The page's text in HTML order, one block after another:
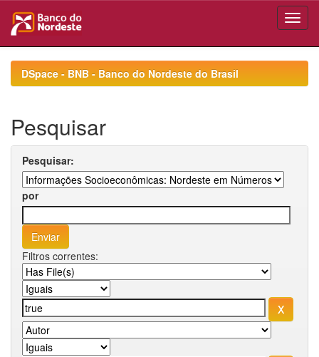
navigationDSpace - BNB - Banco do Nordeste do Brasil
Pesquisar
Pesquisar:
por
Filtros correntes: